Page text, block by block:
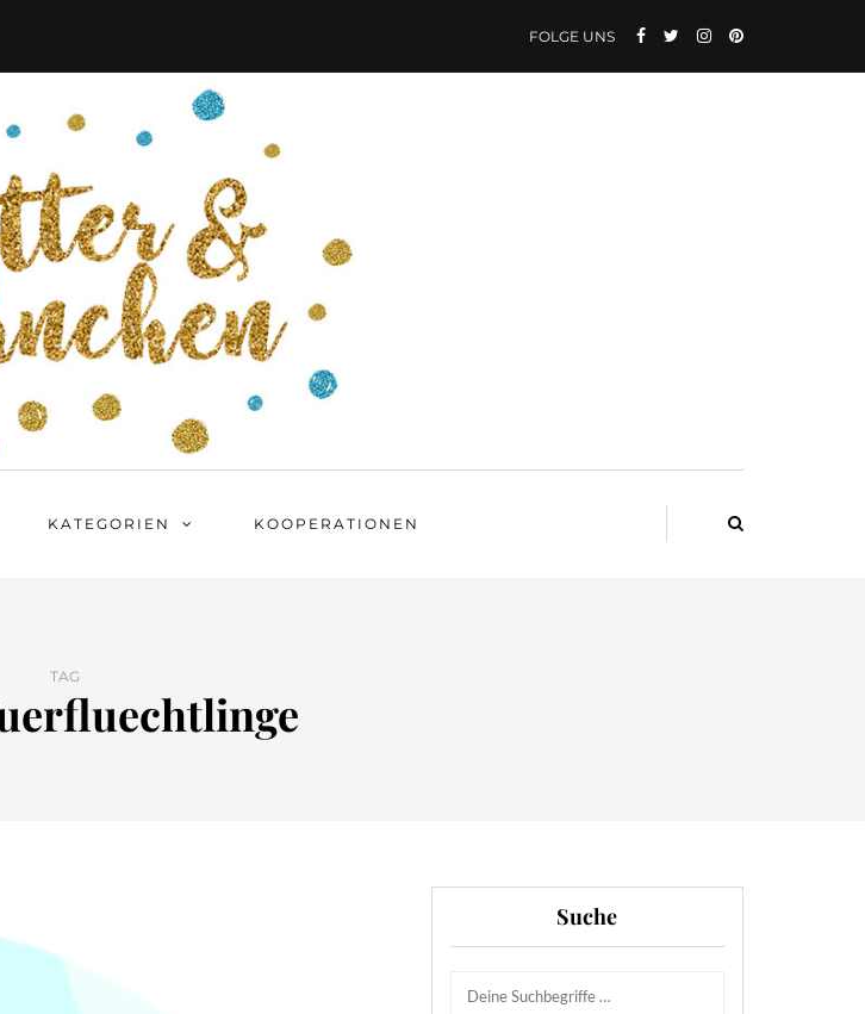
FOLGE UNS
KATEGORIEN KOOPERATIONEN
TAG
Suche